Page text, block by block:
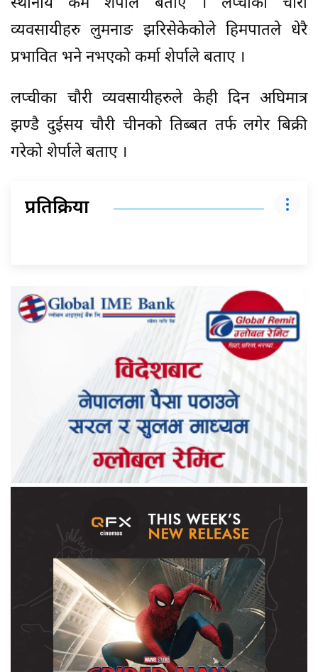
व्यवसायीहरु लुमनाङ झरिसेकेकोले हिमपातले धेरै
प्रभावित भने नभएको कर्मा शेर्पाले बताए ।
लप्चीका चौरी व्यवसायीहरुले केही दिन अघिमात्र
झण्डै दुईसय चौरी चीनको तिब्बत तर्फ लगेर बिक्री
गरेको शेर्पाले बताए ।
प्रतिक्रिया